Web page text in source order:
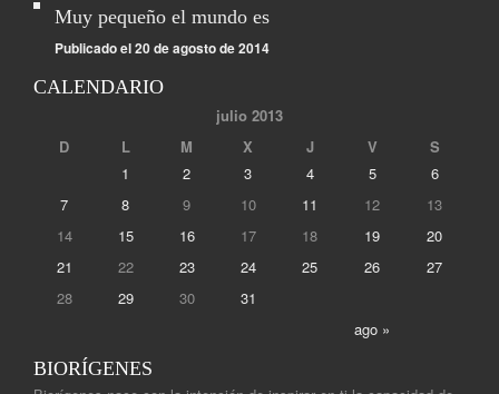
Muy pequeño el mundo es
Publicado el 20 de agosto de 2014
CALENDARIO
julio 2013
D
L M X J V S
ago »
1 2 3 4 5
6
7
8 9 10 11 12
13
14
15 16 17 18 19
20
21
22 23 24 25 26
27
28
29 30 31
BIORÍGENES